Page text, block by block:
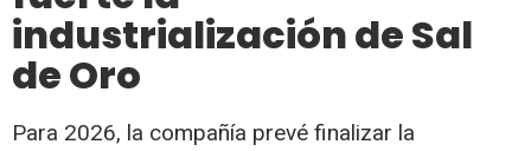
industrialización de Sal
de Oro
Para 2026, la compañía prevé finalizar la